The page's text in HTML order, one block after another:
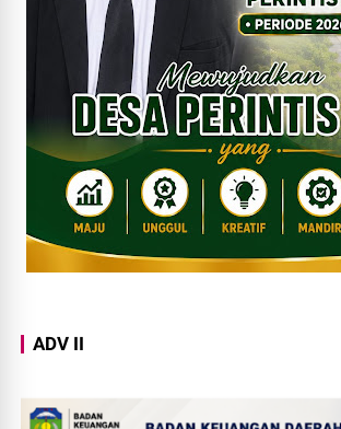
ADV II